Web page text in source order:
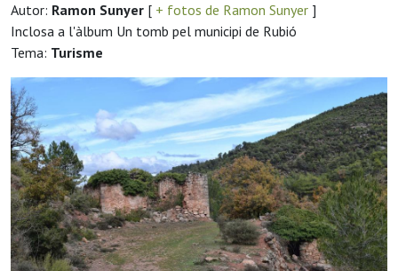
Autor: Ramon Sunyer [ + fotos de Ramon Sunyer ]
Inclosa a l'àlbum Un tomb pel municipi de Rubió
Tema: Turisme